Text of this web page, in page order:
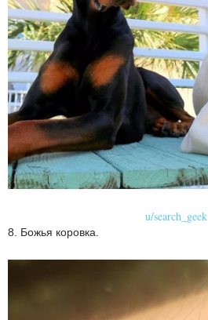
u/search_geek
8. Божья коровка.